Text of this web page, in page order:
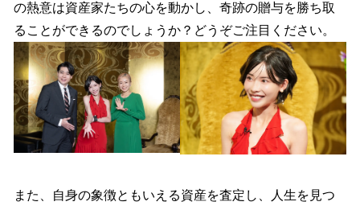
の熱意は資産家たちの心を動かし、奇跡の贈与を勝ち取
ることができるのでしょうか？どうぞご注目ください。
また、自身の象徴ともいえる資産を査定し、人生を見つ